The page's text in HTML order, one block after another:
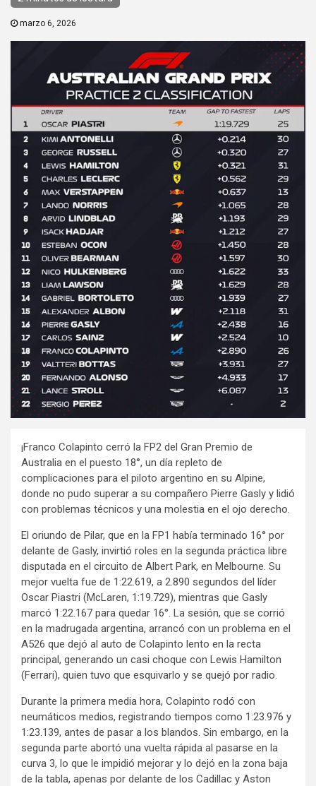
marzo 6, 2026
¡Franco Colapinto cerró la FP2 del Gran Premio de
Australia en el puesto 18°, un día repleto de
complicaciones para el piloto argentino en su Alpine,
donde no pudo superar a su compañero Pierre Gasly y lidió
con problemas técnicos y una molestia en el ojo derecho.
El oriundo de Pilar, que en la FP1 había terminado 16° por
delante de Gasly, invirtió roles en la segunda práctica libre
disputada en el circuito de Albert Park, en Melbourne. Su
mejor vuelta fue de 1:22.619, a 2.890 segundos del líder
Oscar Piastri (McLaren, 1:19.729), mientras que Gasly
marcó 1:22.167 para quedar 16°. La sesión, que se corrió
en la madrugada argentina, arrancó con un problema en el
A526 que dejó al auto de Colapinto lento en la recta
principal, generando un casi choque con Lewis Hamilton
(Ferrari), quien tuvo que esquivarlo y se quejó por radio.
Durante la primera media hora, Colapinto rodó con
neumáticos medios, registrando tiempos como 1:23.976 y
1:23.139, antes de pasar a los blandos. Sin embargo, en la
segunda parte abortó una vuelta rápida al pasarse en la
curva 3, lo que le impidió mejorar y lo dejó en la zona baja
de la tabla, apenas por delante de los Cadillac y Aston